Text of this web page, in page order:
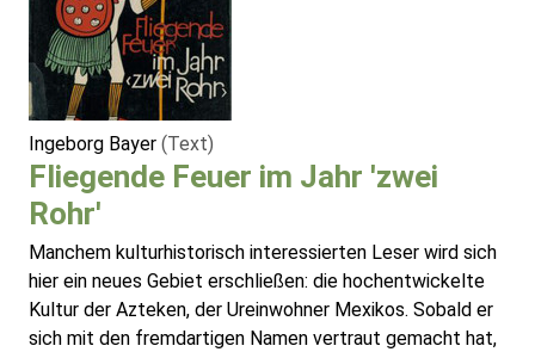
Ingeborg Bayer (Text)
Fliegende Feuer im Jahr 'zwei
Rohr'
Manchem kulturhistorisch interessierten Leser wird sich
hier ein neues Gebiet erschließen: die hochentwickelte
Kultur der Azteken, der Ureinwohner Mexikos. Sobald er
sich mit den fremdartigen Namen vertraut gemacht hat,